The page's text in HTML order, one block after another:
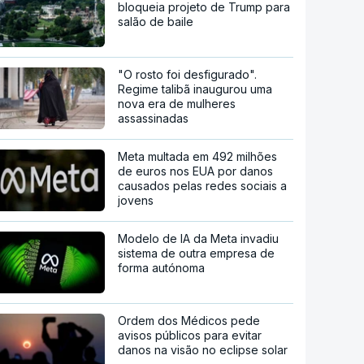
bloqueia projeto de Trump para
salão de baile
"O rosto foi desfigurado".
Regime talibã inaugurou uma
nova era de mulheres
assassinadas
Meta multada em 492 milhões
de euros nos EUA por danos
causados pelas redes sociais a
jovens
Modelo de IA da Meta invadiu
sistema de outra empresa de
forma autónoma
Ordem dos Médicos pede
avisos públicos para evitar
danos na visão no eclipse solar